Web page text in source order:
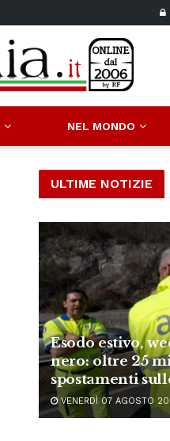
NEL MONDO
ULTIME NOTIZIE
Esodo estivo,
nero: oltre 25
spostamenti
VENERDÌ 07 AGOSTO